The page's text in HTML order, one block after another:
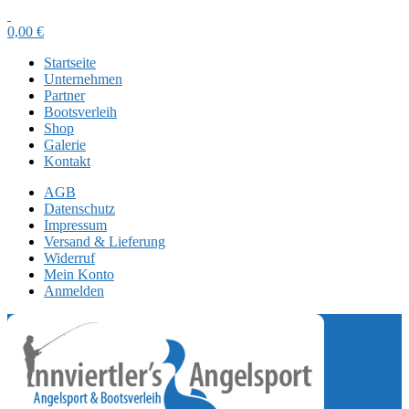
0,00 €
Startseite
Unternehmen
Partner
Bootsverleih
Shop
Galerie
Kontakt
AGB
Datenschutz
Impressum
Versand & Lieferung
Widerruf
Mein Konto
Anmelden